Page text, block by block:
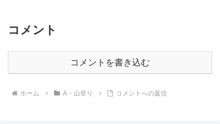
コメント
コメントを書き込む
ホーム A・山登り コメントへの返信